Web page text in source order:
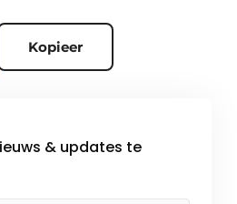
Kopieer
& updates te